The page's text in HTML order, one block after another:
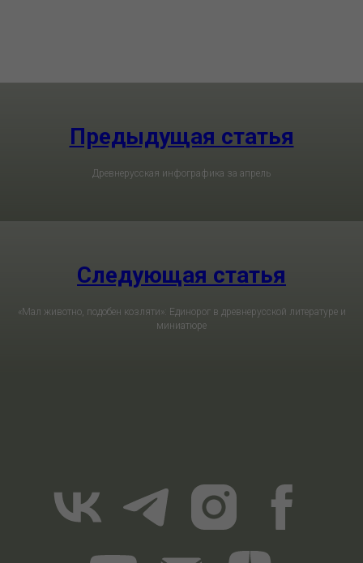
Предыдущая статья
Древнерусская инфографика за апрель
Следующая статья
«Мал животно, подобен козляти»: Единорог в древнерусской литературе и
миниатюре